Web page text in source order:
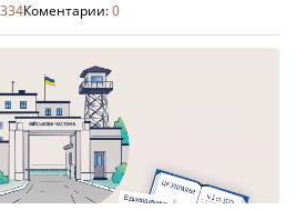
334Коментарии:0